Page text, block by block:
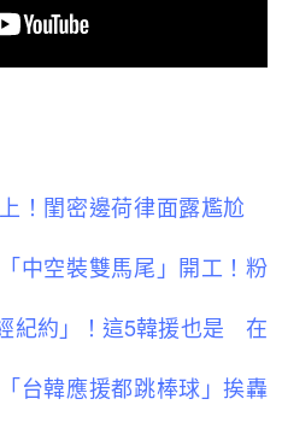
！閨密邊荷律面露尷尬
中空裝雙馬尾」開工！粉
紀約」！這5韓援也是 在
台韓應援都跳棒球」挨轟